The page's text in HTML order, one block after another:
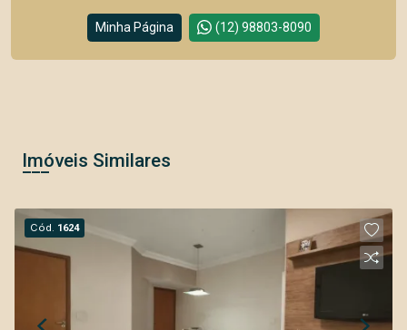
Minha Página (12) 98803-8090
Imóveis Similares
Cód. 1624